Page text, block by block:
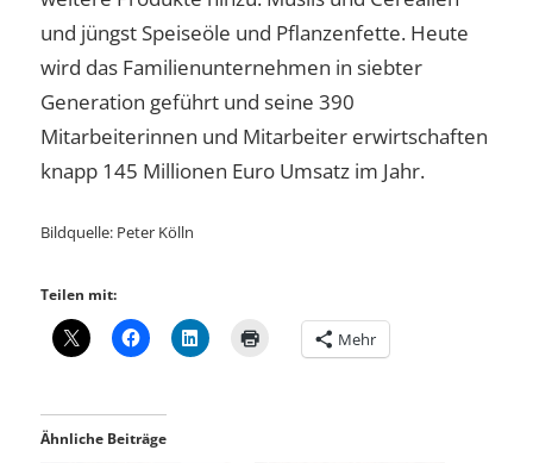
und jüngst Speiseöle und Pflanzenfette. Heute
wird das Familienunternehmen in siebter
Generation geführt und seine 390
Mitarbeiterinnen und Mitarbeiter erwirtschaften
knapp 145 Millionen Euro Umsatz im Jahr.
Bildquelle: Peter Kölln
Teilen mit:
Mehr
Ähnliche Beiträge